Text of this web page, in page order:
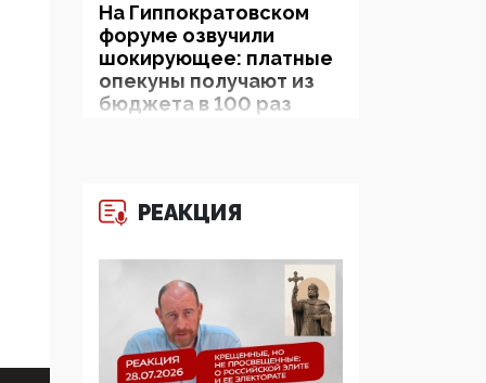
На Гиппократовском
форуме озвучили
шокирующее: платные
опекуны получают из
бюджета в 100 раз
05:00, 13 Июня 2026
Разбор учебника
Обществознания под
редакцией Медведева:
суверенитет,
традиционные
ценности и немного
двоемыслия
РЕАКЦИЯ